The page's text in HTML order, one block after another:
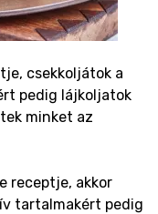
csekkoljátok a
pedig lájkoljatok
minket az
receptje, akkor
tartalmakért pedig